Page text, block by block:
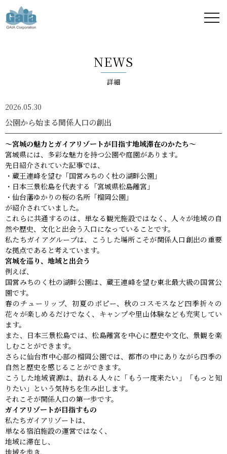
ア -
GAIA
Corporation
-
NEWS
詳細
2026.05.30
公園から始まる関係人口の創出
～宮城の魅力とガイアリゾートが目指す地域滞在のかたち～
宮城県には、多彩な魅力を持つ公園や庭園があります。
先日紹介されていた記事では、
・蔵王連峰を望む「国営みちのく杜の湖畔公園」
・日本三景松島を代表する「宮城県松島離宮」
・仙台藩ゆかりの桜の名所「榴岡公園」
が紹介されていました。
これらに共通するのは、単なる観光施設ではなく、人々が地域の自
然や歴史、文化と出会う入口になっていることです。
私たちガイアグループは、こうした場所こそが関係人口創出の重要
な拠点であると考えています。
宮城を巡り、地域と出会う
例えば、
国営みちのく杜の湖畔公園は、蔵王連峰を望む東北最大級の国営公
園です。
春のチューリップ、初夏のポピー、秋のコスモスなど四季折々の
花々が楽しめるだけでなく、キャンプや里山体験なども充実してい
ます。
また、日本三景松島では、松島離宮を中心に歴史や文化、景観を楽
しむことができます。
さらに仙台市中心部の榴岡公園では、都市の中にありながら四季の
自然と歴史を感じることができます。
こうした地域資源は、訪れる人々に「もう一度来たい」「もっと知
りたい」という気持ちを生み出します。
それこそが関係人口の第一歩です。
ガイアリゾートが目指すもの
私たちガイアリゾートは、
単なる宿泊施設の運営ではなく、
地域に滞在し、
地域を歩き、